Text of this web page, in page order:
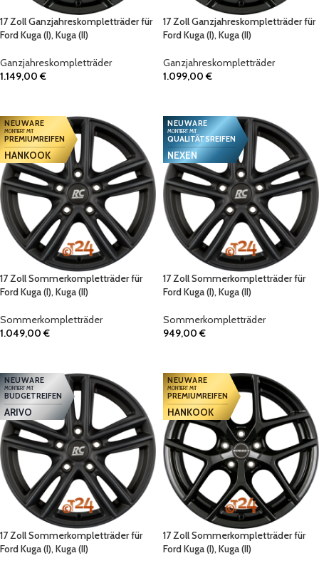
17 Zoll Ganzjahreskompletträder für
Ford Kuga (I), Kuga (II)
Ganzjahreskompletträder
1.149,00€
17 Zoll Ganzjahreskompletträder für
Ford Kuga (I), Kuga (II)
Ganzjahreskompletträder
1.099,00€
NEUWARE
MONTIERT MIT
PREMIUMREIFEN
HANKOOK
17 Zoll Sommerkompletträder für
Ford Kuga (I), Kuga (II)
Sommerkompletträder
1.049,00€
NEUWARE
MONTIERT MIT
QUALITÄTSREIFEN
NEXEN
17 Zoll Sommerkompletträder für
Ford Kuga (I), Kuga (II)
Sommerkompletträder
949,00€
NEUWARE
MONTIERT MIT
BUDGETREIFEN
ARIVO
17 Zoll Sommerkompletträder für
Ford Kuga (I), Kuga (II)
NEUWARE
MONTIERT MIT
PREMIUMREIFEN
HANKOOK
17 Zoll Sommerkompletträder für
Ford Kuga (I), Kuga (II)